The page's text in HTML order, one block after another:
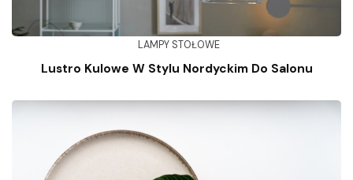
LAMPY STOŁOWE
Lustro Kulowe W Stylu Nordyckim Do Salonu